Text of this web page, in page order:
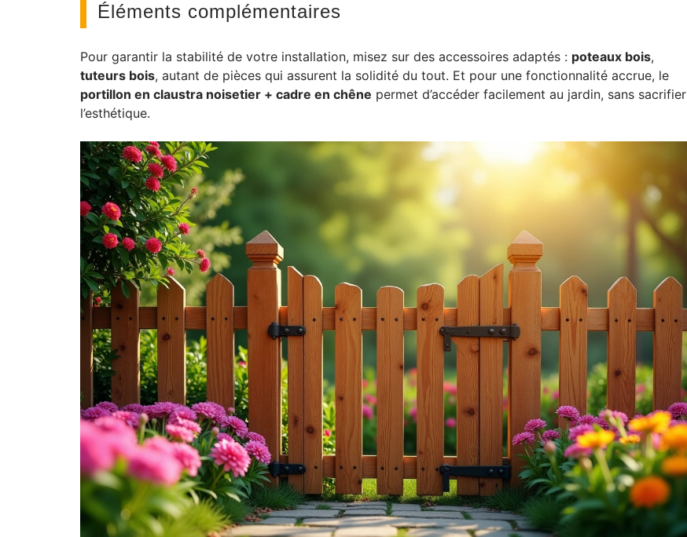
Éléments complémentaires
Pour garantir la stabilité de votre installation, misez sur des accessoires adaptés : poteaux bois,
tuteurs bois, autant de pièces qui assurent la solidité du tout. Et pour une fonctionnalité accrue, le
portillon en claustra noisetier + cadre en chêne permet d’accéder facilement au jardin, sans sacrifier
l’esthétique.